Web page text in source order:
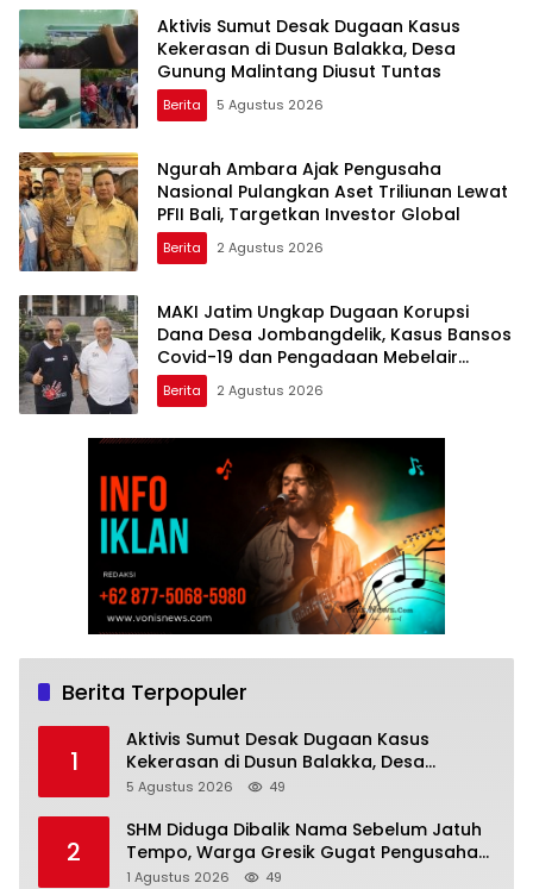
Aktivis Sumut Desak Dugaan Kasus
Kekerasan di Dusun Balakka, Desa
Gunung Malintang Diusut Tuntas
Berita 5 Agustus 2026
Ngurah Ambara Ajak Pengusaha
Nasional Pulangkan Aset Triliunan Lewat
PFII Bali, Targetkan Investor Global
Berita 2 Agustus 2026
MAKI Jatim Ungkap Dugaan Korupsi
Dana Desa Jombangdelik, Kasus Bansos
Covid-19 dan Pengadaan Mebelair
Segera Dilaporkan ke Kejati Jatim
Berita 2 Agustus 2026
Berita Terpopuler
1
Aktivis Sumut Desak Dugaan Kasus
Kekerasan di Dusun Balakka, Desa
Gunung Malintang Diusut Tuntas
5 Agustus 2026 49
2
SHM Diduga Dibalik Nama Sebelum Jatuh
Tempo, Warga Gresik Gugat Pengusaha
Rokok dan Somasi Kepala Desa
1 Agustus 2026 49